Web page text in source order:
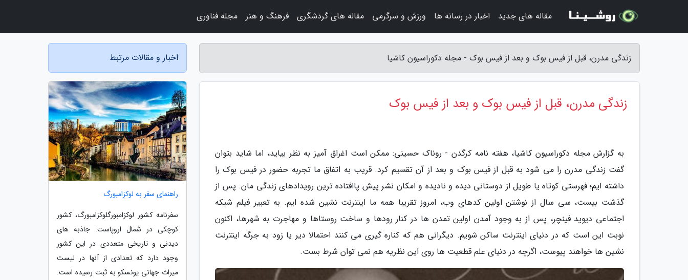
زندگی مدرن، قبل از فیس بوک و بعد از فیس بوک - مجله دکوراسیون کاشیا
زندگی مدرن، قبل از فیس بوک و بعد از فیس بوک
به گزارش مجله دکوراسیون کاشیا، هفته نامه کرگدن - روناک حسینی: ممکن است اغراق آمیز به نظر بیاید، اما شاید بتوان
گفت زندگی مدرن را می شود به قبل از فیس بوک و بعد از آن تقسیم کرد. قریب به اتفاق ما تجربه حضور در فیس بوک را
داشته ایم؛ فهرستی کوتاه یا طویل از دوستانی دیده و نادیده و امکان نشر پیش پاافتاده ترین رویدادهای زندگی مان. پس از
گذشت بیست، سی سال از نوشتن اولین کدهای وب، امروز تقریبا همه ما اینترنت نشین شده ایم. به تعبیر فیلم شبکه
اجتماعی دیوید فینچر، پس از به وجود آمدن اولین تمدن ها در کنار رودها و ساخت روستاها و مهاجرت به شهرها، اکنون
نوبت این است که در دنیای اینترنت ساکن شویم. دیگرانی هم که کناره گیری می کنند احتمالا دیر یا زود به جرگه اینترنت
نشین ها خواهند پیوست، اگرچه در دنیای علم قطعیت ها روی این نظریه هم نمی توان شرط بست.
اخبار و مقالات مرتبط
راهنمای سفر به لوکزامبورگ
سفرنامه کشور لوکزامبورگلوکزامبورگ، کشور
کوچکی در شمال اروپاست. جاذبه های
دیدنی و تاریخی متعددی در این کشور
وجود دارد که تعدادی از آنها در لیست
میراث جهانی یونسکو به ثبت رسیده است.
مقاله های جدید اخبار در رسانه ها ورزش و سرگرمی مقاله های گردشگری فرهنگ و هنر مجله فناوری